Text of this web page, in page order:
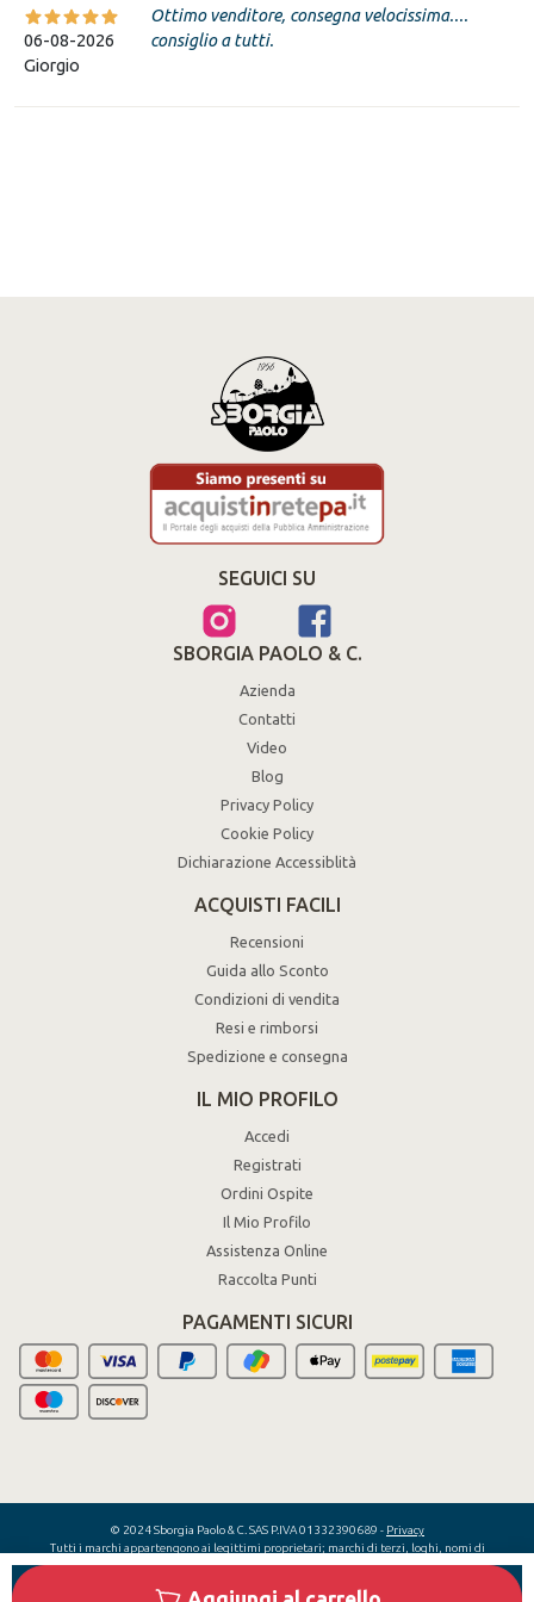
06-08-2026
Giorgio
Ottimo venditore, consegna velocissima....
consiglio a tutti.
SEGUICI SU
SBORGIA PAOLO & C.
Azienda
Contatti
Video
Blog
Privacy Policy
Cookie Policy
Dichiarazione Accessiblità
ACQUISTI FACILI
Recensioni
Guida allo Sconto
Condizioni di vendita
Resi e rimborsi
Spedizione e consegna
IL MIO PROFILO
Accedi
Registrati
Ordini Ospite
Il Mio Profilo
Assistenza Online
Raccolta Punti
PAGAMENTI SICURI
© 2024 Sborgia Paolo & C. SAS P.IVA 01332390689 - Privacy
Tutti i marchi appartengono ai legittimi proprietari; marchi di terzi, loghi, nomi di
prodotti, nomi commerciali, nomi corporativi e di società citati sono marchi di